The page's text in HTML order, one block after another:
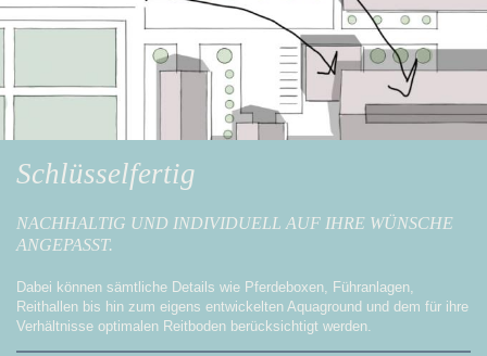
Schlüsselfertig
NACHHALTIG UND INDIVIDUELL AUF IHRE WÜNSCHE
ANGEPASST.
Dabei können sämtliche Details wie Pferdeboxen, Führanlagen,
Reithallen bis hin zum eigens entwickelten Aquaground und dem für ihre
Verhältnisse optimalen Reitboden berücksichtigt werden.